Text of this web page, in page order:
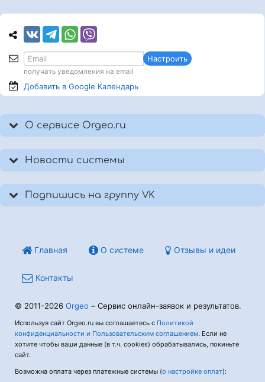
Настроить
получать уведомления на email
Добавить в Google Календарь
О сервисе Orgeo.ru
Новости системы
Подпишись на группу VK
Главная О системе Отзывы и идеи
Контакты
© 2011-2026 Orgeo – Сервис онлайн-заявок и результатов.
Используя сайт Orgeo.ru вы соглашаетесь с Политикой
конфиденциальности и Пользовательским соглашением. Если не
хотите чтобы ваши данные (в т.ч. cookies) обрабатывались, покиньте
сайт.
Возможна оплата через платежные системы (о настройке оплат):